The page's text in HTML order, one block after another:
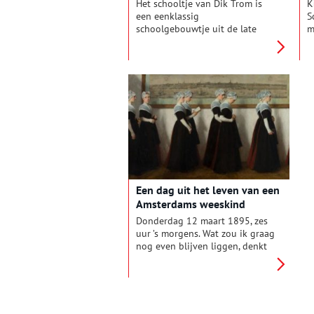
Het schooltje van Dik Trom is
een eenklassig
schoolgebouwtje uit de late
Dankzij de inspanningen van
velen is het sinds 2013 een
kinderboekenmuseum.
Een dag uit het leven van een
Amsterdams weeskind
Donderdag 12 maart 1895, zes
uur ’s morgens. Wat zou ik graag
nog even blijven liggen, denkt